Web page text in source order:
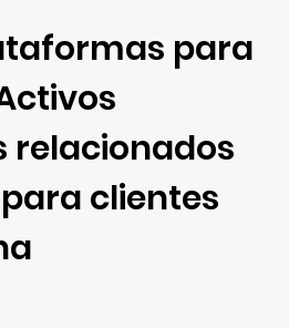
para
relacionados
clientes